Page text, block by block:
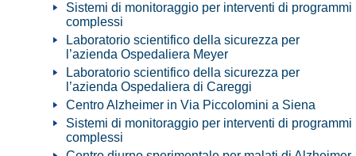
Sistemi di monitoraggio per interventi di programmi
complessi
Laboratorio scientifico della sicurezza per
l’azienda Ospedaliera Meyer
Laboratorio scientifico della sicurezza per
l’azienda Ospedaliera di Careggi
Centro Alzheimer in Via Piccolomini a Siena
Sistemi di monitoraggio per interventi di programmi
complessi